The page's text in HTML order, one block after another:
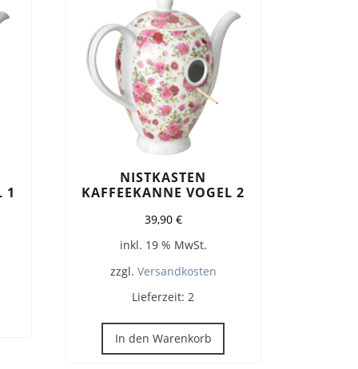
1
NISTKASTEN
KAFFEEKANNE VOGEL 2
39,90 €
inkl. 19 % MwSt.
zzgl. Versandkosten
Lieferzeit: 2
In den Warenkorb